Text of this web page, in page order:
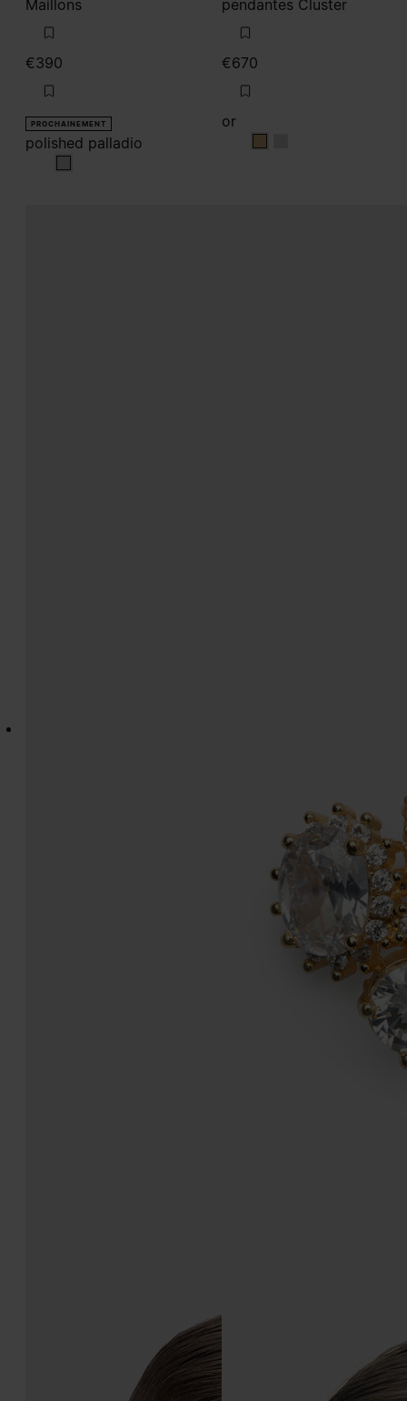
Maillons
€390
PROCHAINEMENT
polished palladio
polished palladio
pendantes Cluster
€670
or
or